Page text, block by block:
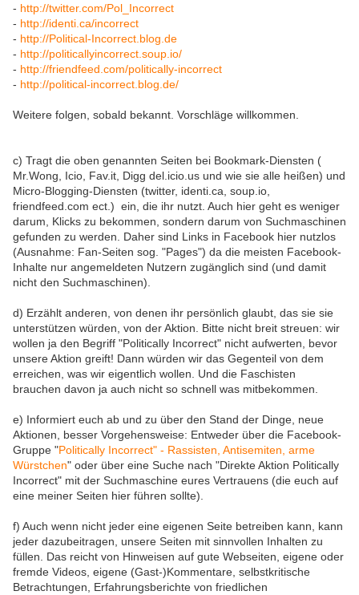
- http://twitter.com/Pol_Incorrect
- http://identi.ca/incorrect
- http://Political-Incorrect.blog.de
- http://politicallyincorrect.soup.io/
- http://friendfeed.com/politically-incorrect
- http://political-incorrect.blog.de/
Weitere folgen, sobald bekannt. Vorschläge willkommen.
c) Tragt die oben genannten Seiten bei Bookmark-Diensten (
Mr.Wong, Icio, Fav.it, Digg del.icio.us und wie sie alle heißen) und
Micro-Blogging-Diensten (twitter, identi.ca, soup.io,
friendfeed.com ect.) ein, die ihr nutzt. Auch hier geht es weniger
darum, Klicks zu bekommen, sondern darum von Suchmaschinen
gefunden zu werden. Daher sind Links in Facebook hier nutzlos
(Ausnahme: Fan-Seiten sog. "Pages") da die meisten Facebook-
Inhalte nur angemeldeten Nutzern zugänglich sind (und damit
nicht den Suchmaschinen).
d) Erzählt anderen, von denen ihr persönlich glaubt, das sie sie
unterstützen würden, von der Aktion. Bitte nicht breit streuen: wir
wollen ja den Begriff "Politically Incorrect" nicht aufwerten, bevor
unsere Aktion greift! Dann würden wir das Gegenteil von dem
erreichen, was wir eigentlich wollen. Und die Faschisten
brauchen davon ja auch nicht so schnell was mitbekommen.
e) Informiert euch ab und zu über den Stand der Dinge, neue
Aktionen, besser Vorgehensweise: Entweder über die Facebook-
Gruppe "Politically Incorrect" - Rassisten, Antisemiten, arme
Würstchen" oder über eine Suche nach "Direkte Aktion Politically
Incorrect" mit der Suchmaschine eures Vertrauens (die euch auf
eine meiner Seiten hier führen sollte).
f) Auch wenn nicht jeder eine eigenen Seite betreiben kann, kann
jeder dazubeitragen, unsere Seiten mit sinnvollen Inhalten zu
füllen. Das reicht von Hinweisen auf gute Webseiten, eigene oder
fremde Videos, eigene (Gast-)Kommentare, selbstkritische
Betrachtungen, Erfahrungsberichte von friedlichen